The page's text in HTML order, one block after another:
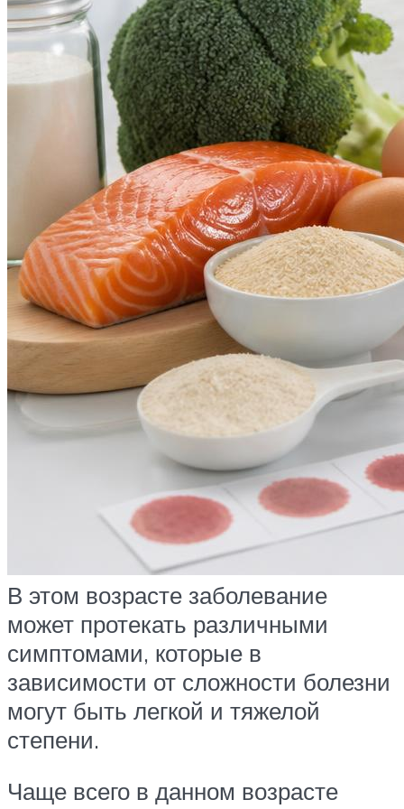
В этом возрасте заболевание
может протекать различными
симптомами, которые в
зависимости от сложности болезни
могут быть легкой и тяжелой
степени.
Чаще всего в данном возрасте